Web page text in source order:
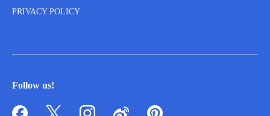
PRIVACY POLICY
Follow us!